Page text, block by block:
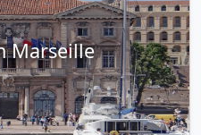
Marseille